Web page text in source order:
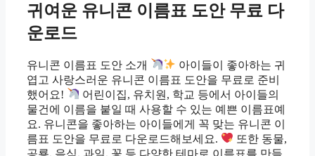
귀여운 유니콘 이름표 도안 무료 다
운로드
유니콘 이름표 도안 소개
아이들이 좋아하는 귀
엽고 사랑스러운 유니콘 이름표 도안을 무료로 준비
했어요!
어린이집, 유치원, 학교 등에서 아이들의
물건에 이름을 붙일 때 사용할 수 있는 예쁜 이름표예
요. 유니콘을 좋아하는 아이들에게 꼭 맞는 유니콘 이
름표 도안을 무료로 다운로드해보세요.
또한 동물,
공룡, 음식, 과일, 꽃 등 다양한 테마로 이름표를 만들